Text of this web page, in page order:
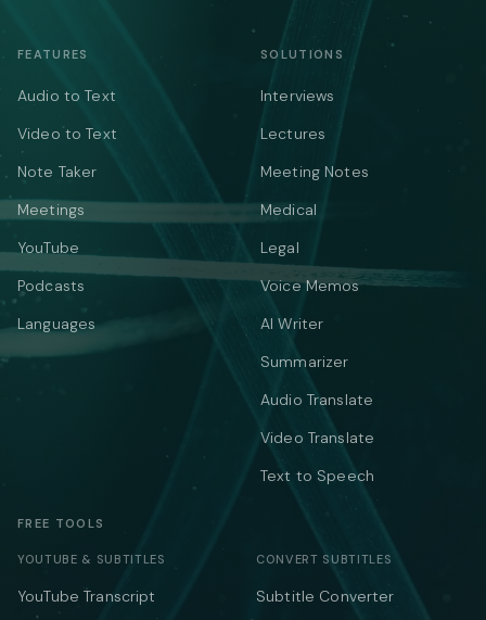
FEATURES
Audio to Text
Video to Text
Note Taker
Meetings
YouTube
Podcasts
Languages
SOLUTIONS
Interviews
Lectures
Meeting Notes
Medical
Legal
Voice Memos
AI Writer
Summarizer
Audio Translate
Video Translate
Text to Speech
FREE TOOLS
YOUTUBE & SUBTITLES
YouTube Transcript
CONVERT SUBTITLES
Subtitle Converter